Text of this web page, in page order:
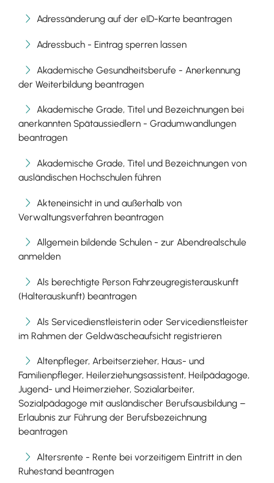
Adressänderung auf der eID-Karte beantragen
Adressbuch - Eintrag sperren lassen
Akademische Gesundheitsberufe - Anerkennung
der Weiterbildung beantragen
Akademische Grade, Titel und Bezeichnungen bei
anerkannten Spätaussiedlern - Gradumwandlungen
beantragen
Akademische Grade, Titel und Bezeichnungen von
ausländischen Hochschulen führen
Akteneinsicht in und außerhalb von
Verwaltungsverfahren beantragen
Allgemein bildende Schulen - zur Abendrealschule
anmelden
Als berechtigte Person Fahrzeugregisterauskunft
(Halterauskunft) beantragen
Als Servicedienstleisterin oder Servicedienstleister
im Rahmen der Geldwäscheaufsicht registrieren
Altenpfleger, Arbeitserzieher, Haus- und
Familienpfleger, Heilerziehungsassistent, Heilpädagoge,
Jugend- und Heimerzieher, Sozialarbeiter,
Sozialpädagoge mit ausländischer Berufsausbildung –
Erlaubnis zur Führung der Berufsbezeichnung
beantragen
Altersrente - Rente bei vorzeitigem Eintritt in den
Ruhestand beantragen